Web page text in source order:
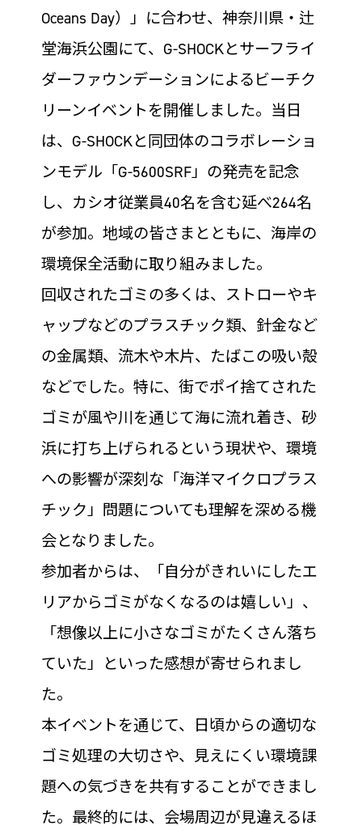
Oceans Day）」に合わせ、神奈川県・辻
堂海浜公園にて、G-SHOCKとサーフライ
ダーファウンデーションによるビーチク
リーンイベントを開催しました。当日
は、G-SHOCKと同団体のコラボレーショ
ンモデル「G-5600SRF」の発売を記念
し、カシオ従業員40名を含む延べ264名
が参加。地域の皆さまとともに、海岸の
環境保全活動に取り組みました。
回収されたゴミの多くは、ストローやキ
ャップなどのプラスチック類、針金など
の金属類、流木や木片、たばこの吸い殻
などでした。特に、街でポイ捨てされた
ゴミが風や川を通じて海に流れ着き、砂
浜に打ち上げられるという現状や、環境
への影響が深刻な「海洋マイクロプラス
チック」問題についても理解を深める機
会となりました。
参加者からは、「自分がきれいにしたエ
リアからゴミがなくなるのは嬉しい」、
「想像以上に小さなゴミがたくさん落ち
ていた」といった感想が寄せられまし
た。
本イベントを通じて、日頃からの適切な
ゴミ処理の大切さや、見えにくい環境課
題への気づきを共有することができまし
た。最終的には、会場周辺が見違えるほ